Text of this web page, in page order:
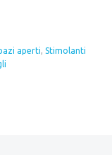
aperti Stimolanti